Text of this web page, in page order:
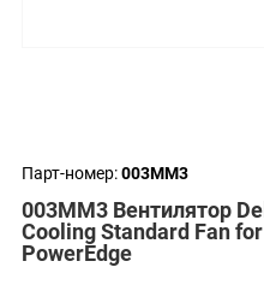
Парт-номер:003MM3
003MM3 Вентилятор Dell
Cooling Standard Fan for
PowerEdge